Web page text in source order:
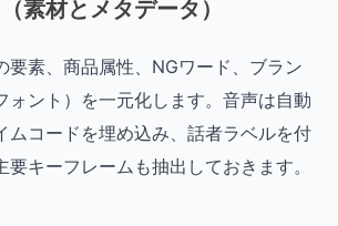
素材とメタデータ）
要素、商品属性、NGワード、ブラン
ォント）を一元化します。音声は自動
ムコードを埋め込み、話者ラベルを付
キーフレームも抽出しておきます。